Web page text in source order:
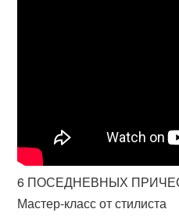
6 ПОСЕДНЕВНЫХ
Мастер-класс от стилиста